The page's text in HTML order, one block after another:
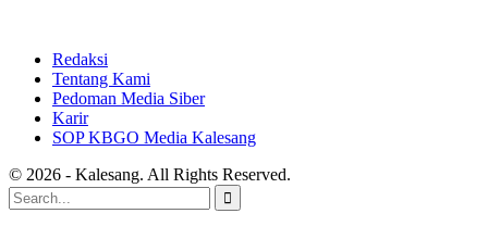
Redaksi
Tentang Kami
Pedoman Media Siber
Karir
SOP KBGO Media Kalesang
© 2026 - Kalesang. All Rights Reserved.